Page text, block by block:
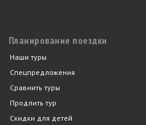
Планирование поездки
Наши туры
Спецпредложения
Сравнить туры
Продлить тур
Скидки для детей